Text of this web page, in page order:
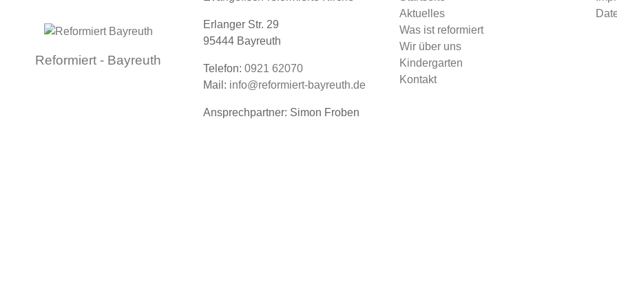
Reformiert - Bayreuth
Erlanger Str. 29
95444 Bayreuth
Telefon: 0921 62070
Mail: info@reformiert-bayreuth.de
Ansprechpartner: Simon Froben
Aktuelles
Was ist reformiert
Wir über uns
Kindergarten
Kontakt